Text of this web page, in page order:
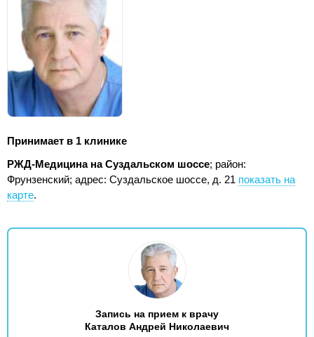
Принимает в 1 клинике
РЖД-Медицина на Суздальском шоссе; район:
Фрунзенский; адрес: Суздальское шоссе, д. 21 показать на
карте.
Запись на прием к врачу
Каталов Андрей Николаевич